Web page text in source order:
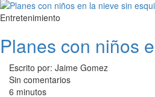
Entretenimiento
Planes con niños
Escrito por: Jaime Gomez
Sin comentarios
6 minutos